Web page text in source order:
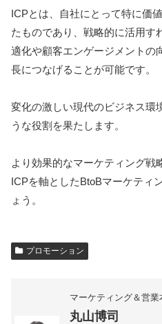
ICPとは、自社にとって特に価
たものであり、戦略的に活用す
適化や顧客エンゲージメントの
長につなげることが可能です。
変化の激しい現代のビジネス環
うな役割を果たします。
より効果的なマーケティング戦
ICPを軸としたBtoBマーケティ
ょう。
プロモーション
マーケティング＆営
丸山博司